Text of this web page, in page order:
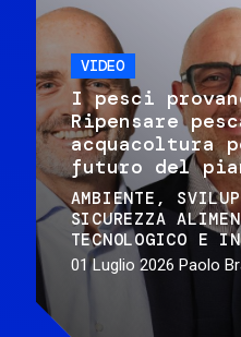
VIDEO
I pesci
Ripensare
acquacoltura
futuro del
AMBIENTE
SICUREZZA
TECNOLOGICO E
01 Luglio 2026 Paolo